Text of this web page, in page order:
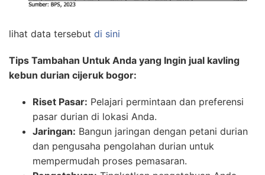
lihat data tersebut di sini
Tips Tambahan Untuk Anda yang Ingin jual kavling
kebun durian cijeruk bogor:
Riset Pasar: Pelajari permintaan dan preferensi
pasar durian di lokasi Anda.
Jaringan: Bangun jaringan dengan petani durian
dan pengusaha pengolahan durian untuk
mempermudah proses pemasaran.